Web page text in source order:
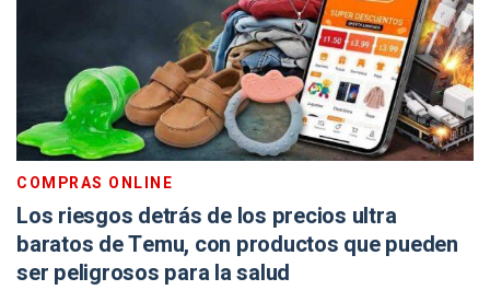
COMPRAS ONLINE
Los riesgos detrás de los precios ultra
baratos de Temu, con productos que pueden
ser peligrosos para la salud